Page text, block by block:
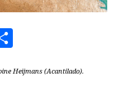
Heijmans (Acantilado).